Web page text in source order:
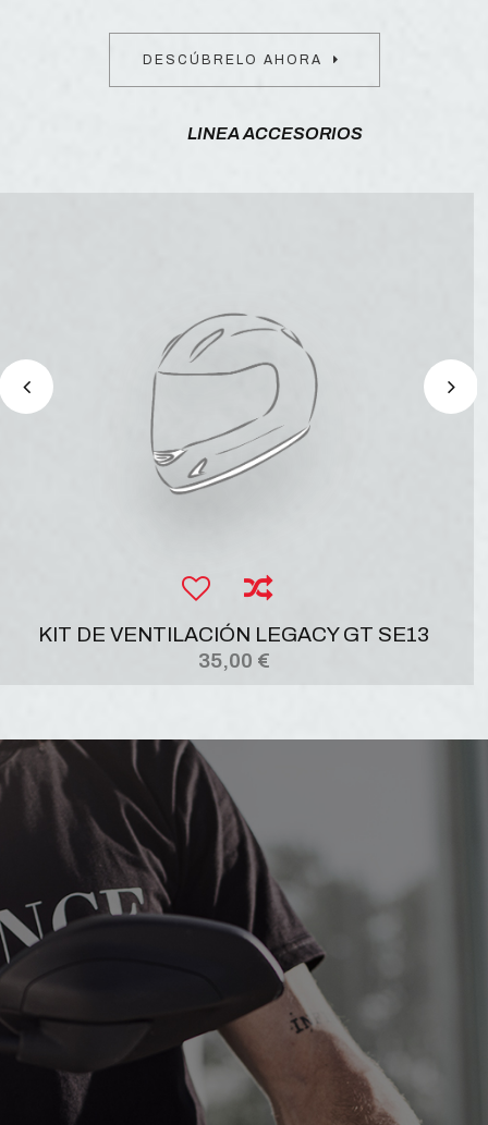
DESCÚBRELO AHORA
LINEA ACCESORIOS
KIT DE VENTILACIÓN LEGACY GT SE13
35,00 €